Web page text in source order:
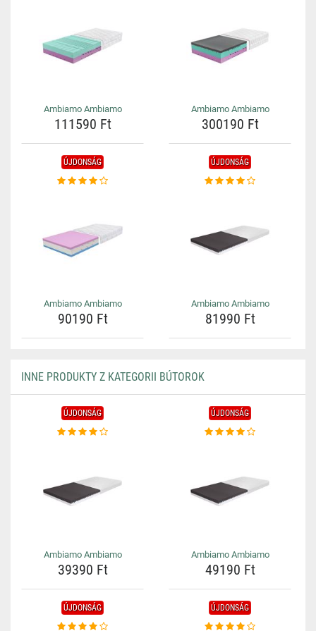
Ambiamo Ambiamo
111590 Ft
Ambiamo Ambiamo
300190 Ft
ÚJDONSÁG
Ambiamo Ambiamo
90190 Ft
ÚJDONSÁG
Ambiamo Ambiamo
81990 Ft
INNE PRODUKTY Z KATEGORII BÚTOROK
ÚJDONSÁG
Ambiamo Ambiamo
39390 Ft
ÚJDONSÁG
Ambiamo Ambiamo
49190 Ft
ÚJDONSÁG ÚJDONSÁG